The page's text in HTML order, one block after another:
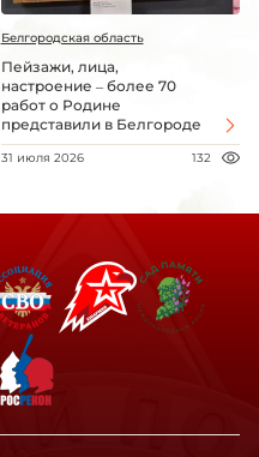
Белгородская область
Пейзажи, лица,
настроение – более 70
работ о Родине
представили в Белгороде
31 июля 2026 132